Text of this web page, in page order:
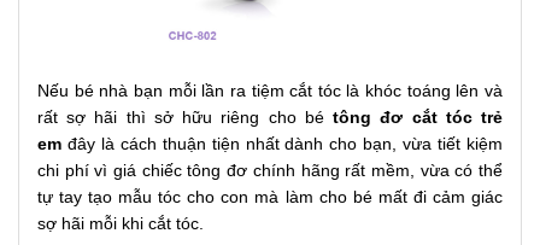
Nếu bé nhà bạn mỗi lần ra tiệm cắt tóc là khóc toáng lên và
rất sợ hãi thì sở hữu riêng cho bétông đơ cắt tóc trẻ
em đây là cách thuận tiện nhất dành cho bạn, vừa tiết kiệm
chi phí vì giá chiếc tông đơ chính hãng rất mềm, vừa có thể
tự tay tạo mẫu tóc cho con mà làm cho bé mất đi cảm giác
sợ hãi mỗi khi cắt tóc.